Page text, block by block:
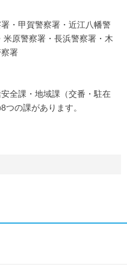
・甲賀警察署・近江八幡警
原警察署・長浜警察署・木
署
全課・地域課（交番・駐在
の課があります。